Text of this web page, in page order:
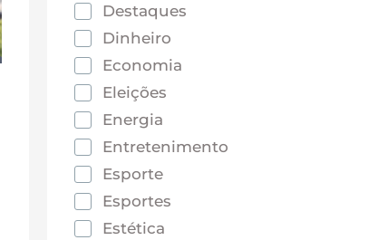
Destaques
Dinheiro
Economia
Eleições
Energia
Entretenimento
Esporte
Esportes
Estética